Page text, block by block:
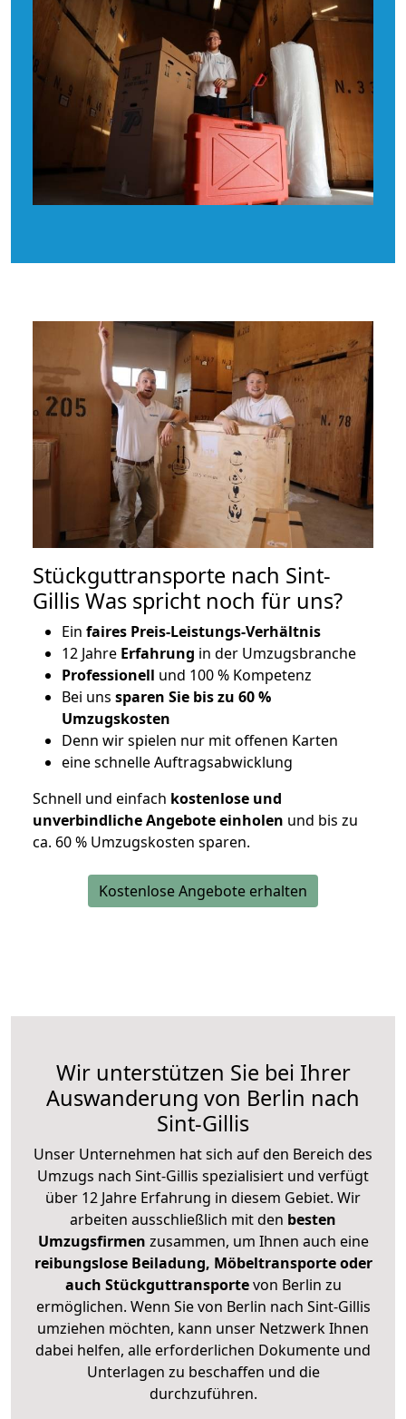
Stückguttransporte nach Sint-
Gillis Was spricht noch für uns?
Ein faires Preis-Leistungs-Verhältnis
12 Jahre Erfahrung in der Umzugsbranche
Professionell und 100 % Kompetenz
Bei uns sparen Sie bis zu 60 %
Umzugskosten
Denn wir spielen nur mit offenen Karten
eine schnelle Auftragsabwicklung
Schnell und einfach kostenlose und
unverbindliche Angebote einholen und bis zu
ca. 60 % Umzugskosten sparen.
Kostenlose Angebote erhalten
Wir unterstützen Sie bei Ihrer
Auswanderung von Berlin nach
Sint-Gillis
Unser Unternehmen hat sich auf den Bereich des
Umzugs nach Sint-Gillis spezialisiert und verfügt
über 12 Jahre Erfahrung in diesem Gebiet. Wir
arbeiten ausschließlich mit den besten
Umzugsfirmen zusammen, um Ihnen auch eine
reibungslose Beiladung, Möbeltransporte oder
auch Stückguttransportevon Berlin zu
ermöglichen. Wenn Sie von Berlin nach Sint-Gillis
umziehen möchten, kann unser Netzwerk Ihnen
dabei helfen, alle erforderlichen Dokumente und
Unterlagen zu beschaffen und die
durchzuführen.